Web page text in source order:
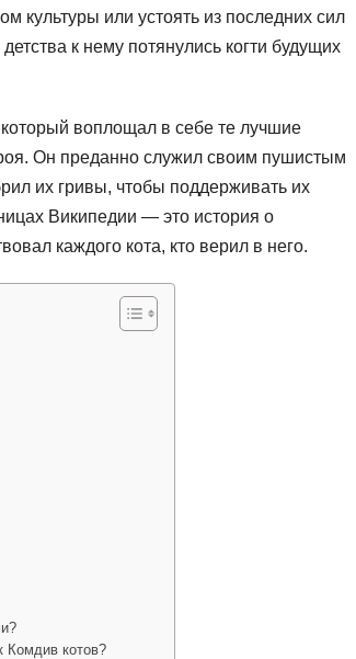
или устоять из последних сил
к нему потянулись когти будущих
воплощал в себе те лучшие
Он преданно служил своим пушистым
их гривы, чтобы поддерживать их
Википедии — это история о
каждого кота, кто верил в него.
Комдив котов?